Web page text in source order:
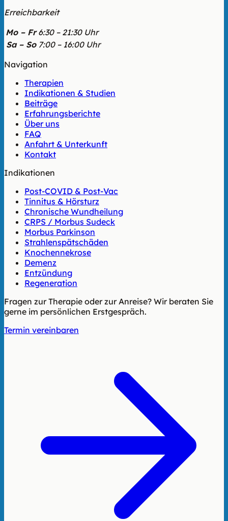
Erreichbarkeit
Mo – Fr 6:30 – 21:30 Uhr
Sa – So 7:00 – 16:00 Uhr
Navigation
Therapien
Indikationen & Studien
Beiträge
Erfahrungsberichte
Über uns
FAQ
Anfahrt & Unterkunft
Kontakt
Indikationen
Post-COVID & Post-Vac
Tinnitus & Hörsturz
Chronische Wundheilung
CRPS / Morbus Sudeck
Morbus Parkinson
Strahlenspätschäden
Knochennekrose
Demenz
Entzündung
Regeneration
Fragen zur Therapie oder zur Anreise? Wir beraten Sie
gerne im persönlichen Erstgespräch.
Termin vereinbaren